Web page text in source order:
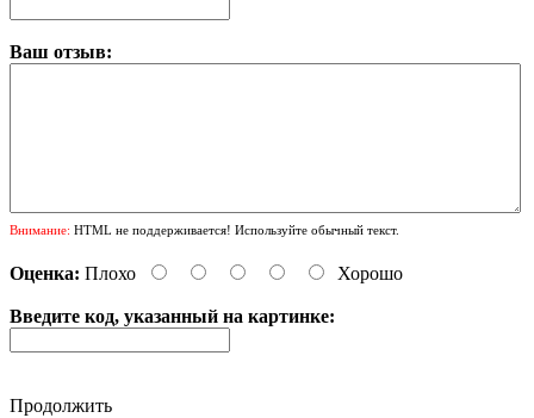
Ваш отзыв:
Внимание: HTML не поддерживается! Используйте обычный текст.
Оценка: Плохо Хорошо
Введите код, указанный на картинке:
Продолжить